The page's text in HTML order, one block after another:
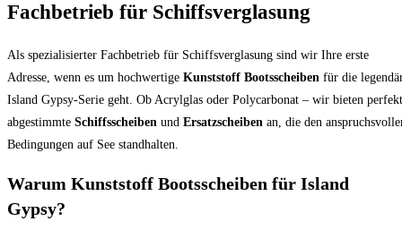
Fachbetrieb für Schiffsverglasung
Als spezialisierter Fachbetrieb für Schiffsverglasung sind wir Ihre erste
Adresse, wenn es um hochwertige Kunststoff Bootsscheiben für die
Island Gypsy-Serie geht. Ob Acrylglas oder Polycarbonat – wir bieten perfekt
abgestimmte Schiffsscheiben und Ersatzscheiben an, die den
Bedingungen auf See standhalten.
Warum Kunststoff Bootsscheiben für Island
Gypsy?